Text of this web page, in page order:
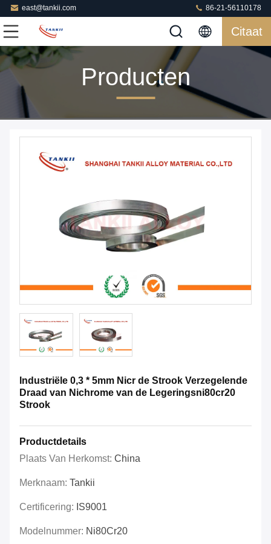
east@tankii.com 86-21-56110178
Citaat
Producten
Industriële 0,3 * 5mm Nicr de Strook Verzegelende
Draad van Nichrome van de Legeringsni80cr20
Strook
Productdetails
Plaats Van Herkomst: China
Merknaam: Tankii
Certificering: IS9001
Modelnummer: Ni80Cr20